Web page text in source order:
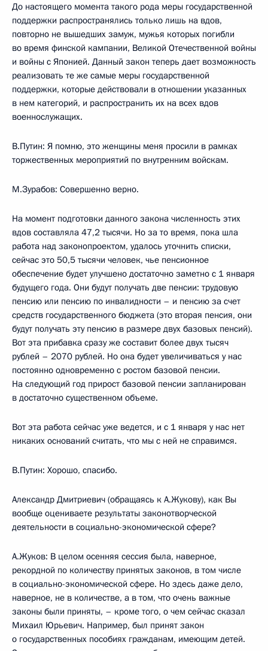
До настоящего момента такого рода меры государственной
поддержки распространялись только лишь на вдов,
повторно не вышедших замуж, мужья которых погибли
во время финской кампании, Великой Отечественной войны
и войны с Японией. Данный закон теперь дает возможность
реализовать те же самые меры государственной
поддержки, которые действовали в отношении указанных
в нем категорий, и распространить их на всех вдов
военнослужащих.
В.Путин: Я помню, это женщины меня просили в рамках
торжественных мероприятий по внутренним войскам.
М.Зурабов: Совершенно верно.
На момент подготовки данного закона численность этих
вдов составляла 47,2 тысячи. Но за то время, пока шла
работа над законопроектом, удалось уточнить списки,
сейчас это 50,5 тысячи человек, чье пенсионное
обеспечение будет улучшено достаточно заметно с 1 января
будущего года. Они будут получать две пенсии: трудовую
пенсию или пенсию по инвалидности – и пенсию за счет
средств государственного бюджета (это вторая пенсия, они
будут получать эту пенсию в размере двух базовых пенсий).
Вот эта прибавка сразу же составит более двух тысяч
рублей – 2070 рублей. Но она будет увеличиваться у нас
постоянно одновременно с ростом базовой пенсии.
На следующий год прирост базовой пенсии запланирован
в достаточно существенном объеме.
Вот эта работа сейчас уже ведется, и с 1 января у нас нет
никаких оснований считать, что мы с ней не справимся.
В.Путин: Хорошо, спасибо.
Александр Дмитриевич (обращаясь к А.Жукову), как Вы
вообще оцениваете результаты законотворческой
деятельности в социально-экономической сфере?
А.Жуков: В целом осенняя сессия была, наверное,
рекордной по количеству принятых законов, в том числе
в социально-экономической сфере. Но здесь даже дело,
наверное, не в количестве, а в том, что очень важные
законы были приняты, – кроме того, о чем сейчас сказал
Михаил Юрьевич. Например, был принят закон
о государственных пособиях гражданам, имеющим детей.